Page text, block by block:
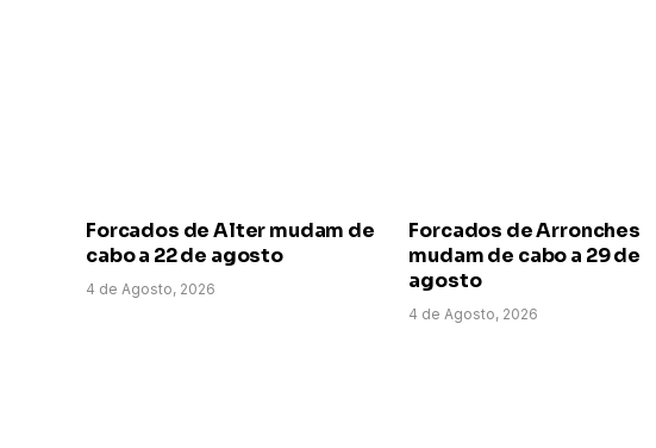
Forcados de Alter mudam de
cabo a 22 de agosto
4 de Agosto, 2026
Forcados de Arronches
mudam de cabo a 29 de
agosto
4 de Agosto, 2026